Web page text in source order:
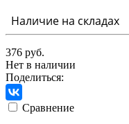
Наличие на складах
376 руб.
Нет в наличии
Поделиться:
Сравнение